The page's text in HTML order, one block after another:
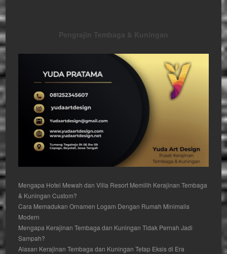
Pengrajin Tembaga & Kuningan
Mengapa Hotel Mewah dan Villa Resort Memilih Kerajinan Tembaga
& Kuningan Custom?
Cara Memadukan Ornamen Logam Dengan Rumah Minimalis
Modern
Mengapa Kerajinan Tembaga dan Kuningan Tidak Pernah Jadi
Sampah?
Alasan Kerajinan Tembaga dan Kuningan Tetap Eksis di Era